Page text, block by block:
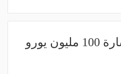
ليفربول مهدد بخسارة 100 مليون يورو